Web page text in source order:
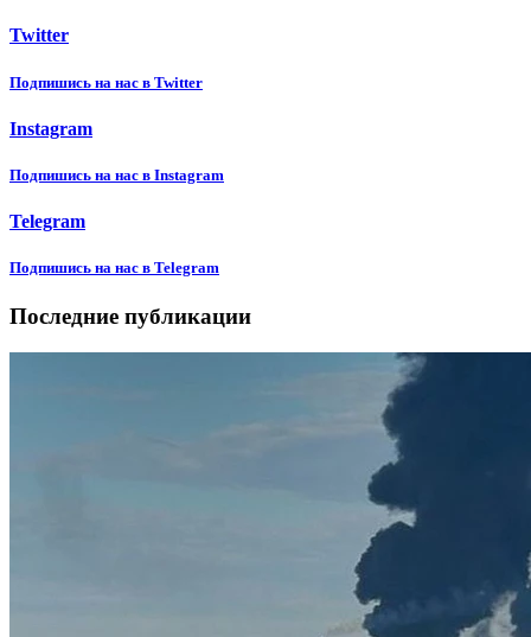
Twitter
Подпишиcь на нас в Twitter
Instagram
Подпишиcь на нас в Instagram
Telegram
Подпишиcь на нас в Telegram
Последние публикации